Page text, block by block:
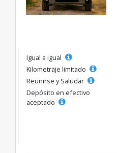
Igual a igual
Kilometraje limitado
Reunirse y Saludar
Depósito en efectivo
aceptado